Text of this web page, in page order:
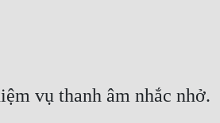
vụ thanh âm nhắc nhở.